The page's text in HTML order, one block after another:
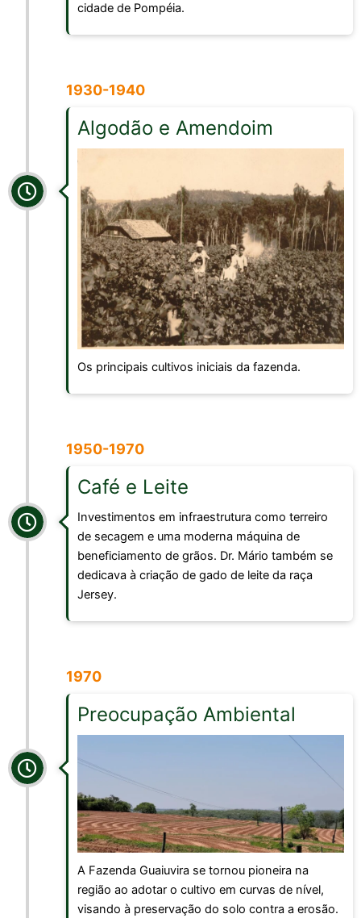
cidade de Pompéia.
1930-1940
Algodão e Amendoim
Os principais cultivos iniciais da fazenda.
1950-1970
Café e Leite
Investimentos em infraestrutura como terreiro
de secagem e uma moderna máquina de
beneficiamento de grãos. Dr. Mário também se
dedicava à criação de gado de leite da raça
Jersey.
1970
Preocupação Ambiental
A Fazenda Guaiuvira se tornou pioneira na
região ao adotar o cultivo em curvas de nível,
visando à preservação do solo contra a erosão.